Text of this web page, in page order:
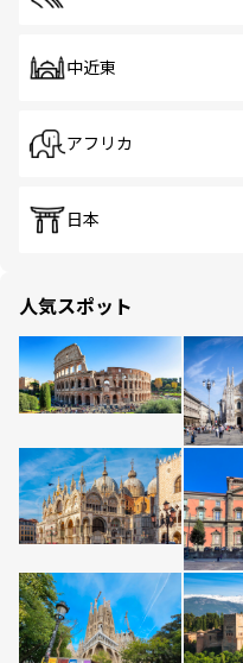
中近東
アフリカ
日本
人気スポット